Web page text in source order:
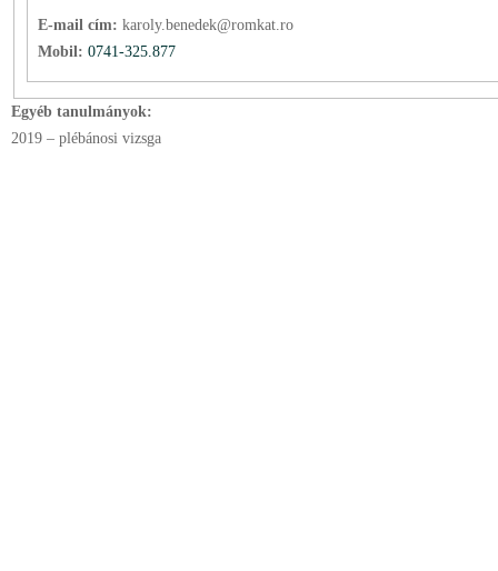
E-mail cím: karoly.benedek@romkat.ro
Mobil: 0741-325.877
Egyéb tanulmányok:
2019 – plébánosi vizsga